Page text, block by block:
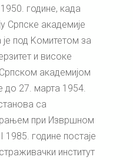
године, када
Српске академије
под Kомитетом за
и високе
академијом
до 27. марта 1954.
са
при Извршном
1985. године постаје
институт